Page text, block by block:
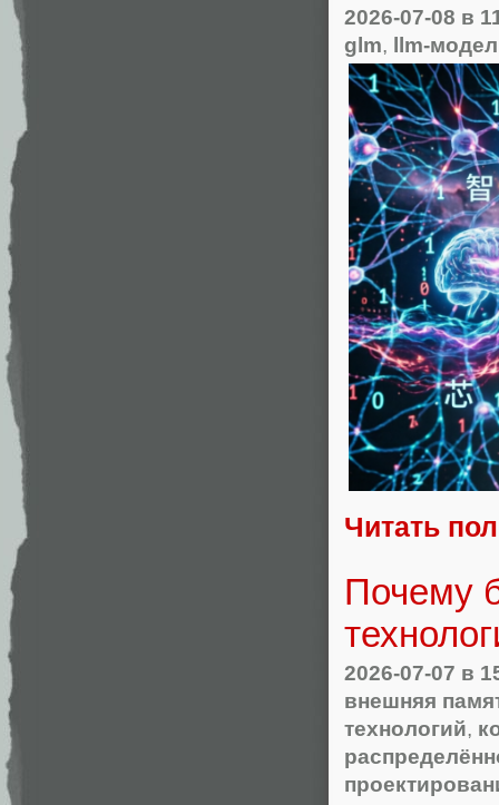
2026-07-08 в
glm, llm-
Читать
Почему
2026-07-07 в
внешняя
технологий,